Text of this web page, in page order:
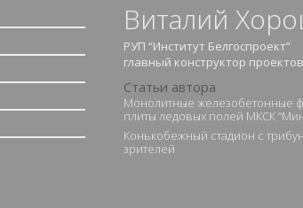
Виталий
РУП “Институт Белгоспроект”
главный конструктор проектов
Статьи автора
Монолитные железобетонные
плиты ледовых полей МКСК
Конькобежный стадион с
зрителей